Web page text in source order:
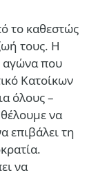
το καθεστώς
τους. Η
αγώνα που
Κατοίκων
όλους –
να
επιβάλει τη
να